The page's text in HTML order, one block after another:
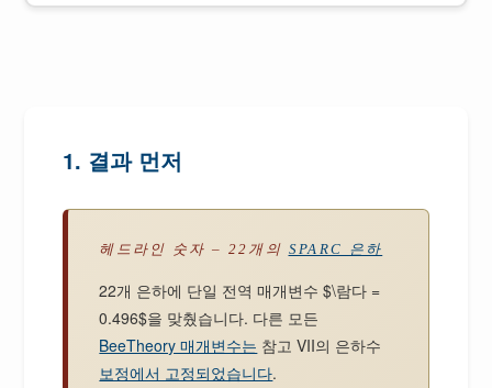
1. 결과 먼저
헤드라인 숫자 – 22개의 SPARC 은하
22개 은하에 단일 전역 매개변수 $\람다 =
0.496$을 맞췄습니다. 다른 모든
BeeTheory 매개변수는 참고 VII의 은하수
보정에서 고정되었습니다.